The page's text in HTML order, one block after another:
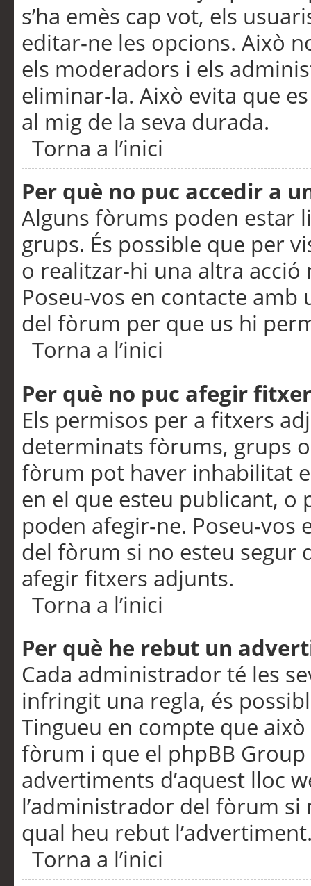
s’ha emès cap vot, els
editar-ne les opcions. Això
els moderadors i els
eliminar-la. Això evita que
al mig de la seva durada.
Torna a l’inici
Per què no puc accedir a
Alguns fòrums poden estar
grups. És possible que per
o realitzar-hi una altra acció
Poseu-vos en contacte
del fòrum per que us hi
Torna a l’inici
Per què no puc afegir
Els permisos per a fitxers
determinats fòrums, grups
fòrum pot haver inhabilitat
en el que esteu publicant,
poden afegir-ne. Poseu-vos
del fòrum si no esteu segur
afegir fitxers adjunts.
Torna a l’inici
Per què he rebut un
Cada administrador té les
infringit una regla, és
Tingueu en compte que
fòrum i que el phpBB
advertiments d’aquest lloc
l’administrador del fòrum
qual heu rebut
Torna a l’inici